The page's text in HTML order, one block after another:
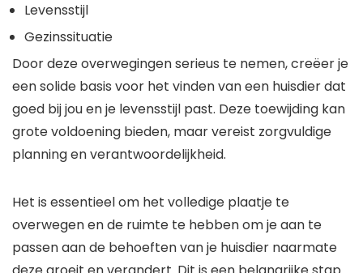
Levensstijl
Gezinssituatie
Door deze overwegingen serieus te nemen, creëer je
een solide basis voor het vinden van een huisdier dat
goed bij jou en je levensstijl past. Deze toewijding kan
grote voldoening bieden, maar vereist zorgvuldige
planning en verantwoordelijkheid.
Het is essentieel om het volledige plaatje te
overwegen en de ruimte te hebben om je aan te
passen aan de behoeften van je huisdier naarmate